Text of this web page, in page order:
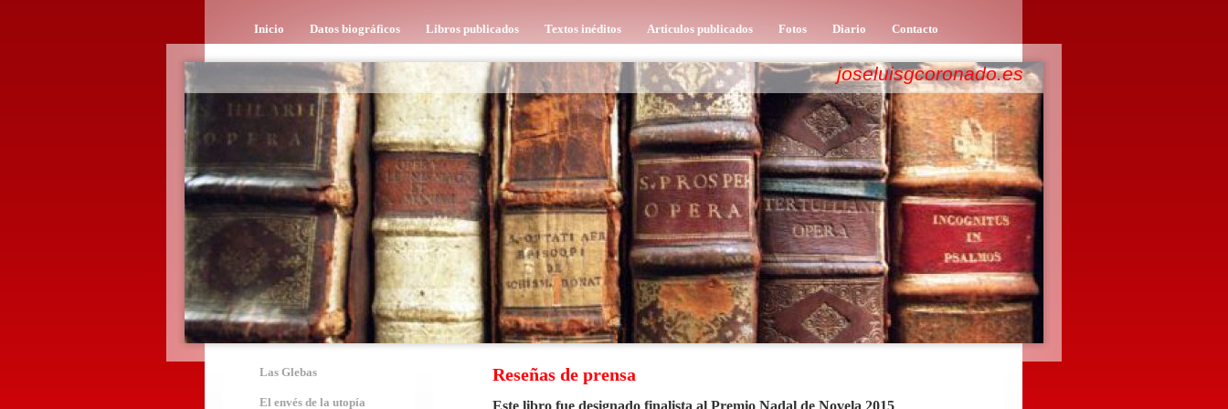
Inicio Datos biográficos Libros publicados Textos inéditos Articulos publicados Fotos Diario Contacto
joseluisgcoronado.es
Las Glebas
El envés de la utopía
Reseñas de prensa
Este libro fue designado finalista al Premio Nadal de Novela 2015